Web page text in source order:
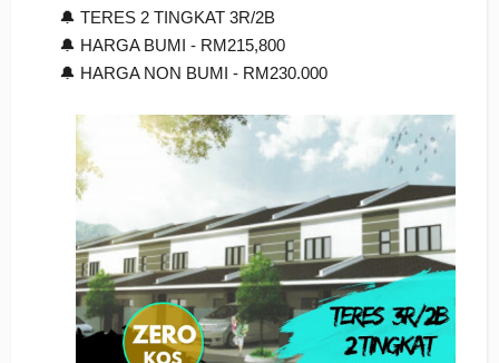
🔔 TERES 2 TINGKAT 3R/2B
🔔 HARGA BUMI - RM215,800
🔔 HARGA NON BUMI - RM230.000